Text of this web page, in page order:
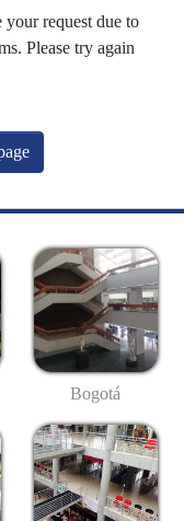
request due to
Please try again
Bogotá